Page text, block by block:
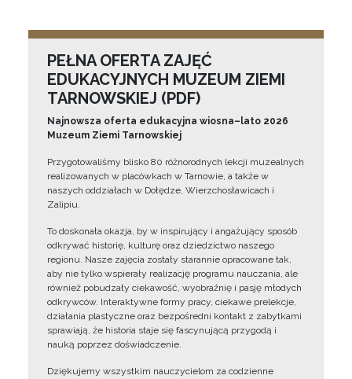
PEŁNA OFERTA ZAJĘĆ
EDUKACYJNYCH MUZEUM ZIEMI
TARNOWSKIEJ (PDF)
Najnowsza oferta edukacyjna wiosna–lato 2026
Muzeum Ziemi Tarnowskiej
Przygotowaliśmy blisko 80 różnorodnych lekcji muzealnych
realizowanych w placówkach w Tarnowie, a także w
naszych oddziałach w Dołędze, Wierzchosławicach i
Zalipiu.
To doskonała okazja, by w inspirujący i angażujący sposób
odkrywać historię, kulturę oraz dziedzictwo naszego
regionu. Nasze zajęcia zostały starannie opracowane tak,
aby nie tylko wspierały realizację programu nauczania, ale
również pobudzały ciekawość, wyobraźnię i pasję młodych
odkrywców. Interaktywne formy pracy, ciekawe prelekcje,
działania plastyczne oraz bezpośredni kontakt z zabytkami
sprawiają, że historia staje się fascynującą przygodą i
nauką poprzez doświadczenie.
Dziękujemy wszystkim nauczycielom za codzienne